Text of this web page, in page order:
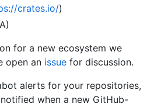
crates.io/)
for a new ecosystem we
open an issue for discussion.
alerts for your repositories,
when a new GitHub-